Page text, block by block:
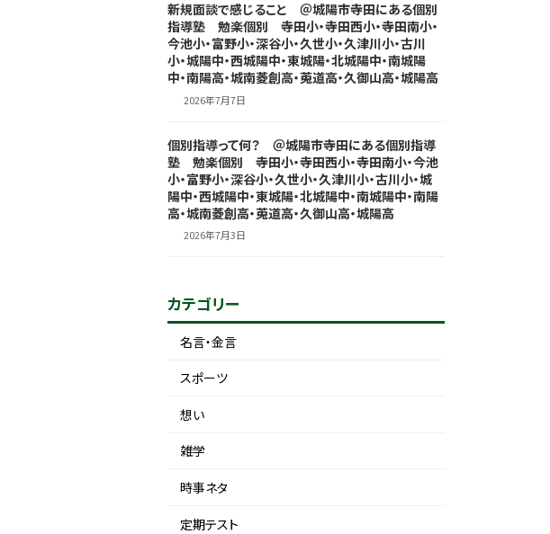
新規面談で感じること ＠城陽市寺田にある個別
指導塾 勉楽個別 寺田小・寺田西小・寺田南小・
今池小・富野小・深谷小・久世小・久津川小・古川
小・城陽中・西城陽中・東城陽・北城陽中・南城陽
中・南陽高・城南菱創高・莵道高・久御山高・城陽高
2026年7月7日
個別指導って何？ ＠城陽市寺田にある個別指導
塾 勉楽個別 寺田小・寺田西小・寺田南小・今池
小・富野小・深谷小・久世小・久津川小・古川小・城
陽中・西城陽中・東城陽・北城陽中・南城陽中・南陽
高・城南菱創高・莵道高・久御山高・城陽高
2026年7月3日
カテゴリー
名言・金言
スポーツ
想い
雑学
時事ネタ
定期テスト